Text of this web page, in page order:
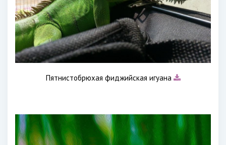
Пятнистобрюхая фиджийская игуана